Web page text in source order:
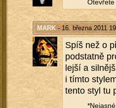
MARK- 16. března 2011
Spíš než o
pod­stat­ně
lej­ší a
i tímto
tento styl tu